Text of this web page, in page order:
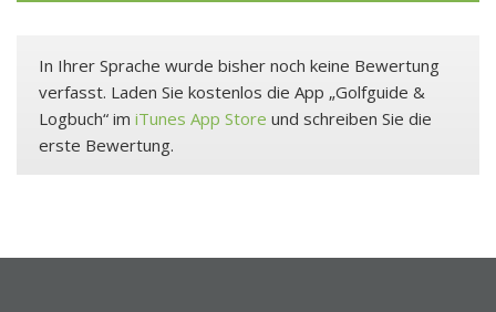
In Ihrer Sprache wurde bisher noch keine Bewertung
verfasst. Laden Sie kostenlos die App „Golfguide &
Logbuch“ im iTunes App Store und schreiben Sie die
erste Bewertung.